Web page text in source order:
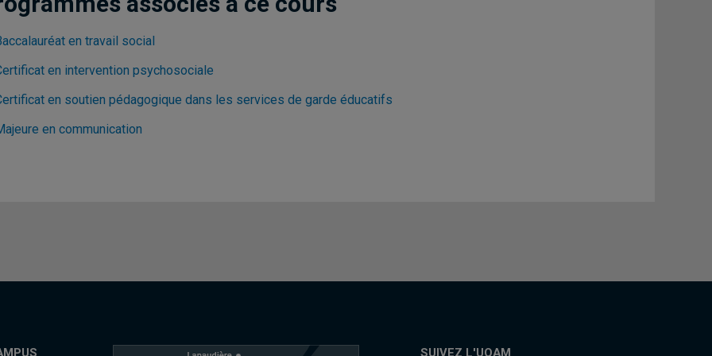
en travail social
en intervention psychosociale
en soutien pédagogique dans les services de garde éducatifs
en communication
SUIVEZ L'UQAM